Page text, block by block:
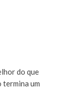
do que
termina um